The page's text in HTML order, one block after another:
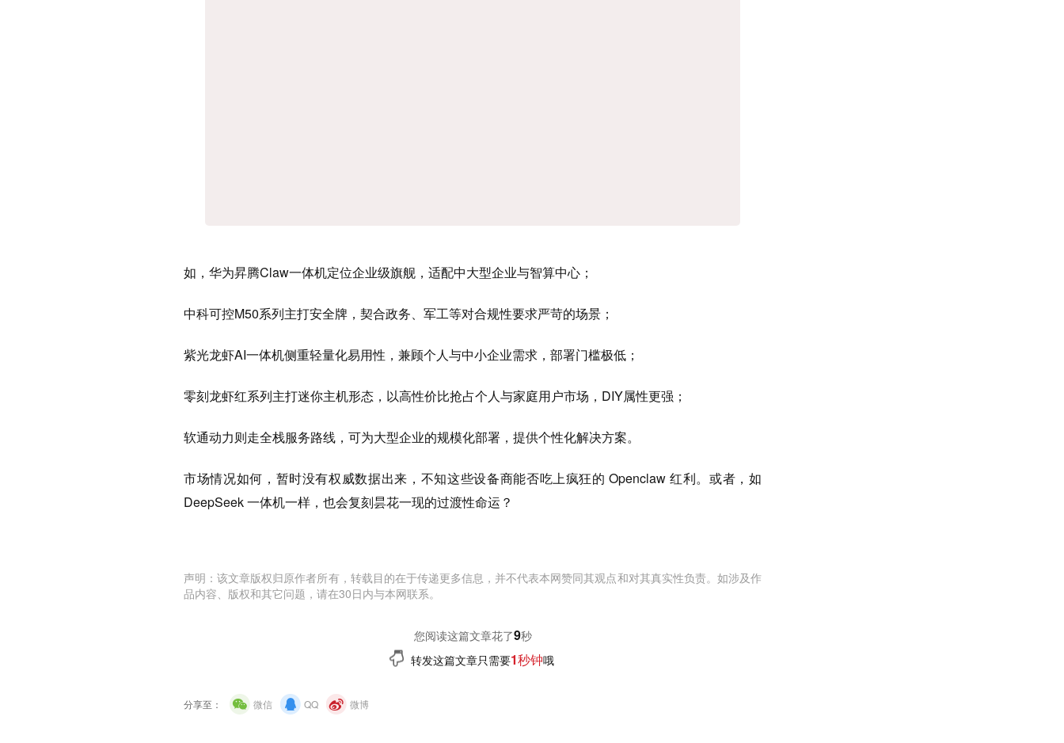
如，华为昇腾Claw一体机定位企业级旗舰，适配中大型企业与智算中心；
中科可控M50系列主打安全牌，契合政务、军工等对合规性要求严苛的场景；
紫光龙虾AI一体机侧重轻量化易用性，兼顾个人与中小企业需求，部署门槛极低；
零刻龙虾红系列主打迷你主机形态，以高性价比抢占个人与家庭用户市场，DIY属性更强；
软通动力则走全栈服务路线，可为大型企业的规模化部署，提供个性化解决方案。
市场情况如何，暂时没有权威数据出来，不知这些设备商能否吃上疯狂的 Openclaw 红利。或者，如
DeepSeek 一体机一样，也会复刻昙花一现的过渡性命运？
声明：该文章版权归原作者所有，转载目的在于传递更多信息，并不代表本网赞同其观点和对其真实性负责。如涉及作
品内容、版权和其它问题，请在30日内与本网联系。
您阅读这篇文章花了10秒
转发这篇文章只需要1秒钟哦
分享至： 微信 QQ 微博